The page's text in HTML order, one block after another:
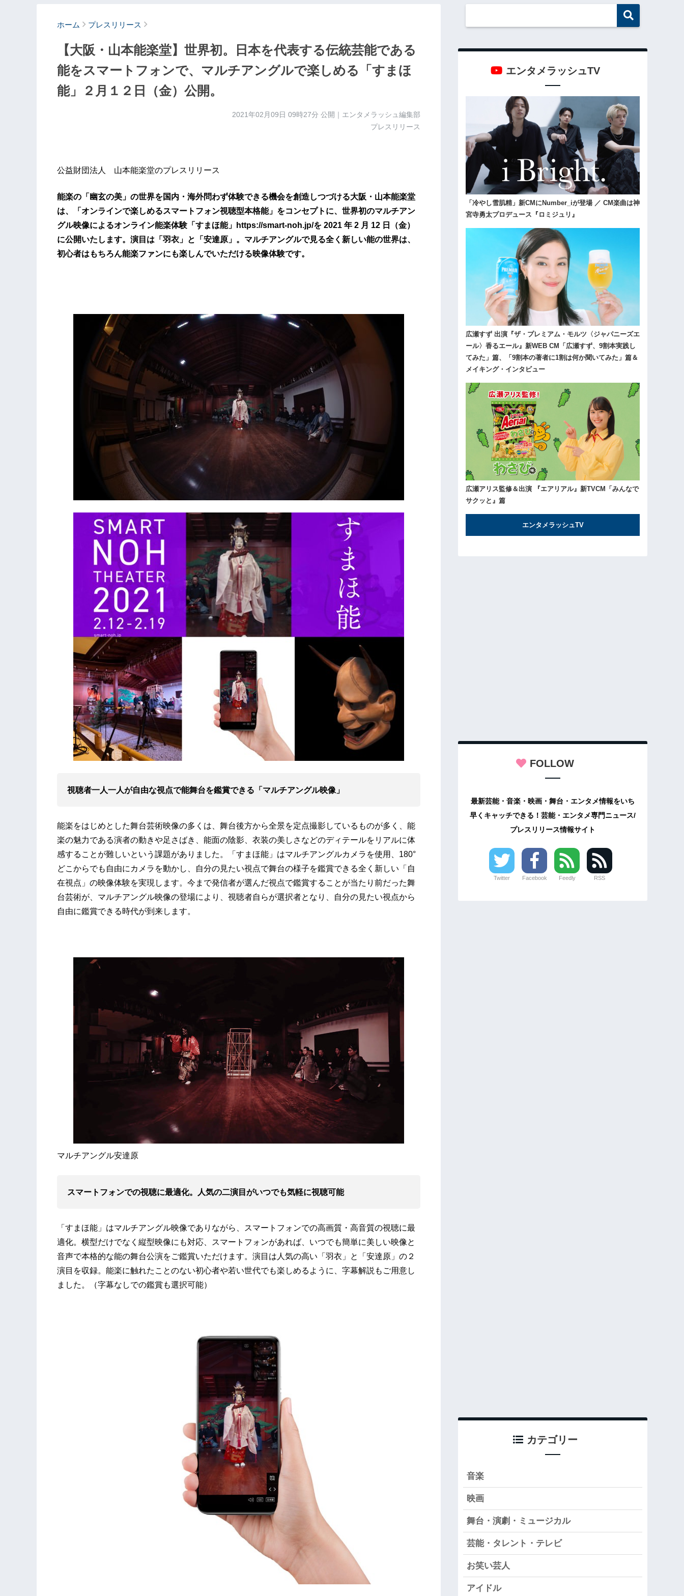
ホーム プレスリリース
【大阪・山本能楽堂】世界初。日本を代表する伝統芸能である
能をスマートフォンで、マルチアングルで楽しめる「すまほ
能」２月１２日（金）公開。
2021年02月09日 09時27分 公開｜エンタメラッシュ編集部
プレスリリース
公益財団法人 山本能楽堂のプレスリリース
能楽の「幽玄の美」の世界を国内・海外問わず体験できる機会を創造しつづける大阪・山本能楽堂
は、「オンラインで楽しめるスマートフォン視聴型本格能」をコンセプトに、世界初のマルチアン
グル映像によるオンライン能楽体験「すまほ能」https://smart-noh.jp/を 2021 年 2 月 12 日（金）
に公開いたします。演目は「羽衣」と「安達原」。マルチアングルで見る全く新しい能の世界は、
初心者はもちろん能楽ファンにも楽しんでいただける映像体験です。
視聴者一人一人が自由な視点で能舞台を鑑賞できる「マルチアングル映像」
能楽をはじめとした舞台芸術映像の多くは、舞台後方から全景を定点撮影しているものが多く、能
楽の魅力である演者の動きや足さばき、能面の陰影、衣装の美しさなどのディテールをリアルに体
感することが難しいという課題がありました。「すまほ能」はマルチアングルカメラを使用、180°
どこからでも自由にカメラを動かし、自分の見たい視点で舞台の様子を鑑賞できる全く新しい「自
在視点」の映像体験を実現します。今まで発信者が選んだ視点で鑑賞することが当たり前だった舞
台芸術が、マルチアングル映像の登場により、視聴者自らが選択者となり、自分の見たい視点から
自由に鑑賞できる時代が到来します。
マルチアングル安達原
スマートフォンでの視聴に最適化。人気の二演目がいつでも気軽に視聴可能
「すまほ能」はマルチアングル映像でありながら、スマートフォンでの高画質・高音質の視聴に最
適化。横型だけでなく縦型映像にも対応、スマートフォンがあれば、いつでも簡単に美しい映像と
音声で本格的な能の舞台公演をご鑑賞いただけます。演目は人気の高い「羽衣」と「安達原」の２
演目を収録。能楽に触れたことのない初心者や若い世代でも楽しめるように、字幕解説もご用意し
ました。（字幕なしでの鑑賞も選択可能）
エンタメラッシュTV
「冷やし雪肌精」新CMにNumber_iが登場 ／ CM楽曲は神
宮寺勇太プロデュース『ロミジュリ』
広瀬すず 出演『ザ・プレミアム・モルツ〈ジャパニーズエ
ール〉香るエール』新WEB CM「広瀬すず、9割本実践し
てみた」篇、「9割本の著者に1割は何か聞いてみた」篇＆
メイキング・インタビュー
広瀬アリス監修＆出演 『エアリアル』新TVCM「みんなで
サクッと』篇
エンタメラッシュTV
FOLLOW
最新芸能・音楽・映画・舞台・エンタメ情報をいち
早くキャッチできる！芸能・エンタメ専門ニュース/
プレスリリース情報サイト
Twitter Facebook Feedly RSS
カテゴリー
音楽
映画
舞台・演劇・ミュージカル
芸能・タレント・テレビ
お笑い芸人
アイドル